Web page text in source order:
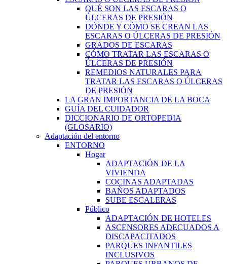
QUÉ SON LAS ESCARAS O
ÚLCERAS DE PRESIÓN
DÓNDE Y CÓMO SE CREAN LAS
ESCARAS O ÚLCERAS DE PRESIÓN
GRADOS DE ESCARAS
CÓMO TRATAR LAS ESCARAS O
ÚLCERAS DE PRESIÓN
REMEDIOS NATURALES PARA
TRATAR LAS ESCARAS O ÚLCERAS
DE PRESIÓN
LA GRAN IMPORTANCIA DE LA BOCA
GUÍA DEL CUIDADOR
DICCIONARIO DE ORTOPEDIA
(GLOSARIO)
Adaptación del entorno
ENTORNO
Hogar
ADAPTACIÓN DE LA
VIVIENDA
COCINAS ADAPTADAS
BAÑOS ADAPTADOS
SUBE ESCALERAS
Público
ADAPTACIÓN DE HOTELES
ASCENSORES ADECUADOS A
DISCAPACITADOS
PARQUES INFANTILES
INCLUSIVOS